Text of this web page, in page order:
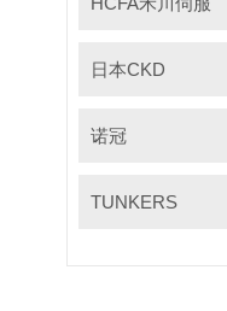
日本CKD
诺冠
TUNKERS